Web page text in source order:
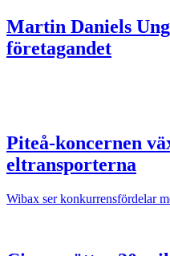
Martin Daniels
företagandet
Piteå-koncernen
eltransporterna
Wibax ser konkurrensfördelar